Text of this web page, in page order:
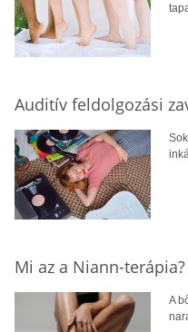
Auditív feldolgozási
Mi az a Niann-terápia?
A